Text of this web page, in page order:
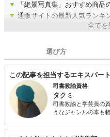
▼
「絶景写真集」おすすめ商品
▼ 通販サイトの最新人気ランキ
全てを
選び方
この記事を担当するエキスパート
司書教諭資格
タクミ
司書教諭と学芸員の
うなジャンルの本も
のが好き。いつか海